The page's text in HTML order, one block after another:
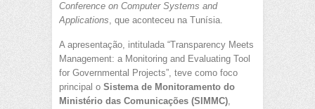
Conference on Computer Systems and
Applications, que aconteceu na Tunísia.
A apresentação, intitulada “Transparency Meets
Management: a Monitoring and Evaluating Tool
for Governmental Projects”, teve como foco
principal o Sistema de Monitoramento do
Ministério das Comunicações (SIMMC),